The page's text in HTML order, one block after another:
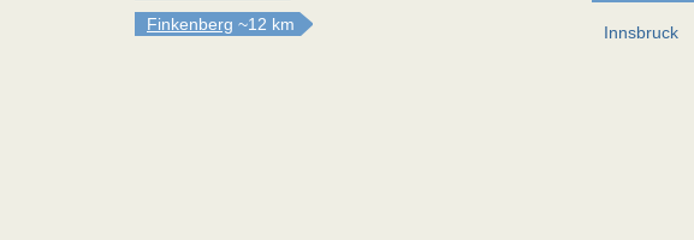
Finkenberg ~12 km Innsbruck